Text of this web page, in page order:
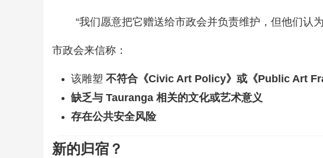
“我们愿意把它赠送给市政会并负责维护，但他们认
市政会来信称：
该雕塑 不符合《Civic Art Policy》或《Public Art
缺乏与 Tauranga 相关的文化或艺术意义
存在公共安全风险
新的归宿？